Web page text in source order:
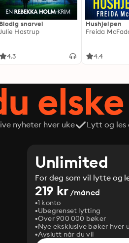
Blodig snarvei
Hastrup
4.3
Hushjelpen
Freida
4.4
nyheter hver uke Lytt og les
Unlimited
For deg som vil lytte og
219 kr/måned
1 konto
Ubegrenset lytting
Over 900 000 bøker
Nye eksklusive bøker hver
Avslutt når du vil